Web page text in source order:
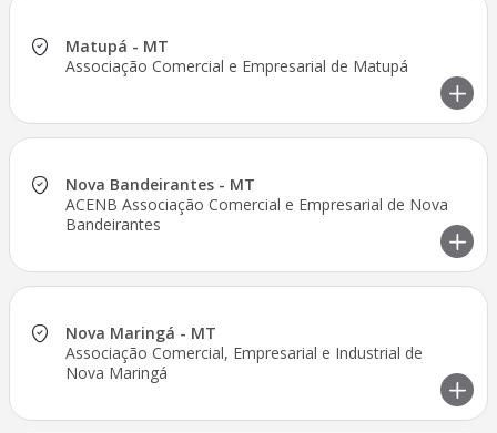
Matupá - MT
Associação Comercial e Empresarial de Matupá
Nova Bandeirantes - MT
ACENB Associação Comercial e Empresarial de Nova
Bandeirantes
Nova Maringá - MT
Associação Comercial, Empresarial e Industrial de
Nova Maringá